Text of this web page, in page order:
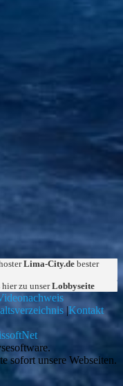
Lima-City.de bester
hier zu unserLobbyseite
|Kontakt
sofort unsere Webseiten.